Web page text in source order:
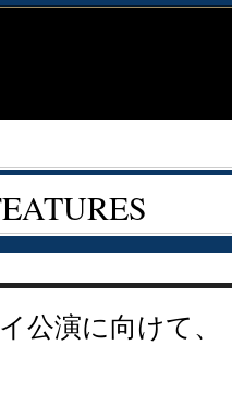
公演に向けて、